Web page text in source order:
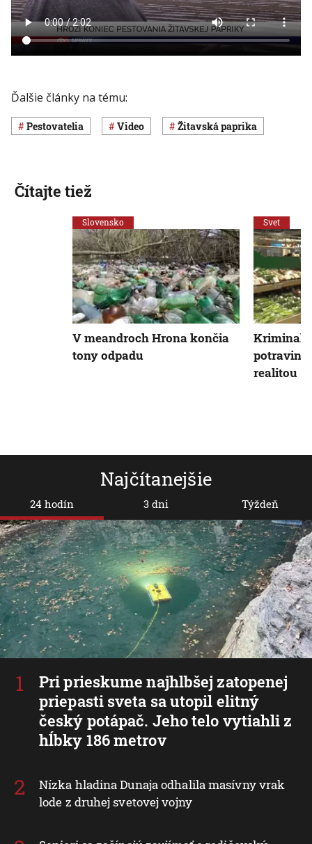
Ďalšie články na tému:
pestovatelia Video žitavská paprika
Najčítanejšie
24 hodín
Pri prieskume najhlbšej zatopenej
priepasti sveta sa utopil elitný
český potápač. Jeho telo vytiahli z
hĺbky 186 metrov
Nízka hladina Dunaja odhalila masívny vrak
lode z druhej svetovej vojny
3 dni Týždeň
Čítajte tiež
Slovensko
V meandroch Hrona končia
tony odpadu
Svet
realitou